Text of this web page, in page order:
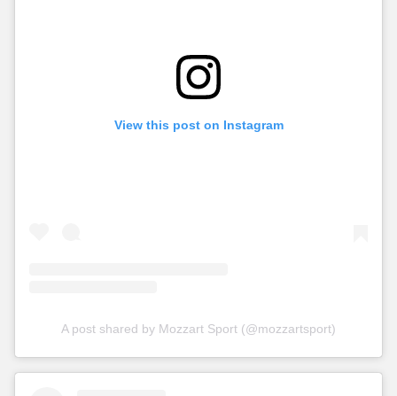
View this post on Instagram
A post shared by Mozzart Sport (@mozzartsport)